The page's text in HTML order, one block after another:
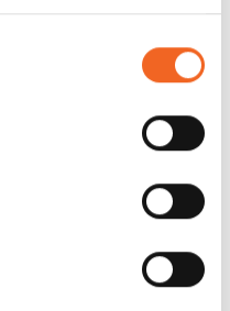
GUMOTEX SPATZEIL VOOR